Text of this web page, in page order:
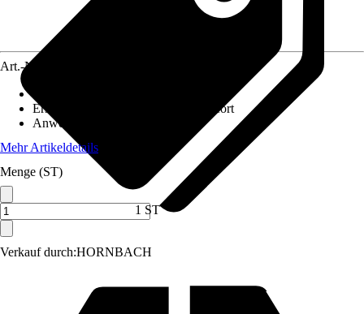
Verkauf durch:HORNBACH
Art.-Nr.
Ersatzteil/Zubehör für Modell
Comfort
Anwendungsbereich
Mehr Artikeldetails
Menge (ST)
1 ST